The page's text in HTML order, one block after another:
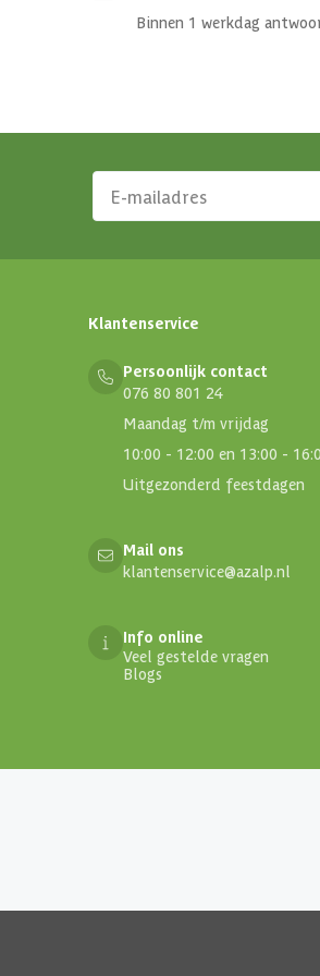
Binnen 1 werkdag
Klantenservice
Persoonlijk contact
076 80 801 24
Maandag t/m vrijdag
10:00 - 12:00 en 13:00 -
Uitgezonderd feestdagen
Mail ons
klantenservice@azalp.nl
Info online
Veel gestelde vragen
Blogs